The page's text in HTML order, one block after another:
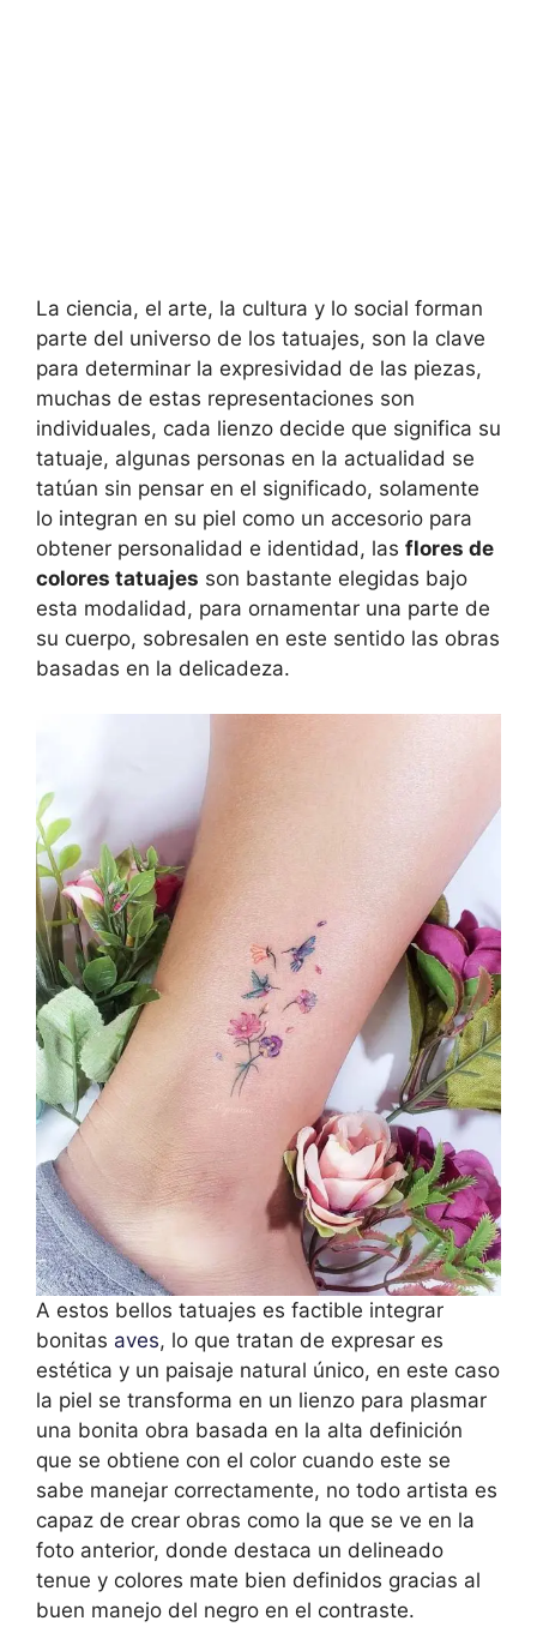
La ciencia, el arte, la cultura y lo social forman
parte del universo de los tatuajes, son la clave
para determinar la expresividad de las piezas,
muchas de estas representaciones son
individuales, cada lienzo decide que significa su
tatuaje, algunas personas en la actualidad se
tatúan sin pensar en el significado, solamente
lo integran en su piel como un accesorio para
obtener personalidad e identidad, las flores de
colores tatuajes son bastante elegidas bajo
esta modalidad, para ornamentar una parte de
su cuerpo, sobresalen en este sentido las obras
basadas en la delicadeza.
A estos bellos tatuajes es factible integrar
bonitas aves, lo que tratan de expresar es
estética y un paisaje natural único, en este caso
la piel se transforma en un lienzo para plasmar
una bonita obra basada en la alta definición
que se obtiene con el color cuando este se
sabe manejar correctamente, no todo artista es
capaz de crear obras como la que se ve en la
foto anterior, donde destaca un delineado
tenue y colores mate bien definidos gracias al
buen manejo del negro en el contraste.